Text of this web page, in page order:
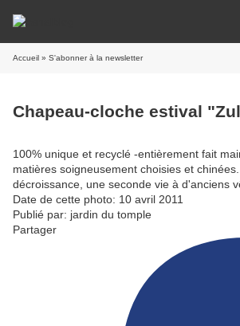
Accueil » S'abonner à la newsletter
Chapeau-cloche estival
100% unique et recyclé -entièrement fait
matières soigneusement choisies et
décroissance, une seconde vie à d'anciens
Date de cette photo: 10 avril 2011
Publié par: jardin du tomple
Partager